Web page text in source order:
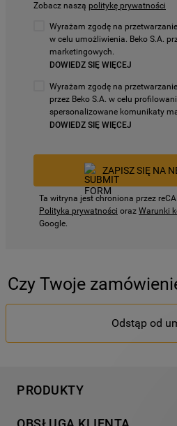
Zobacz naszą politykę prywatności
Wyrażam zgodę na
w celu umożliwienia. Beko S.A.
marketingowych.
DOWIEDZ SIĘ WIĘCEJ
Wyrażam zgodę na
przez Beko S.A. w celu
spersonalizowane komunikaty
DOWIEDZ SIĘ WIĘCEJ
ZAPISZ SIĘ NA
Ta witryna jest chroniona przez
Polityka prywatności oraz Warunki
Google.
Czy Twoje
Odstąp od
PRODUKTY